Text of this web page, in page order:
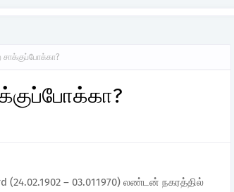
(24.02.1902 – 03.011970) லண்டன் நகரத்தில்